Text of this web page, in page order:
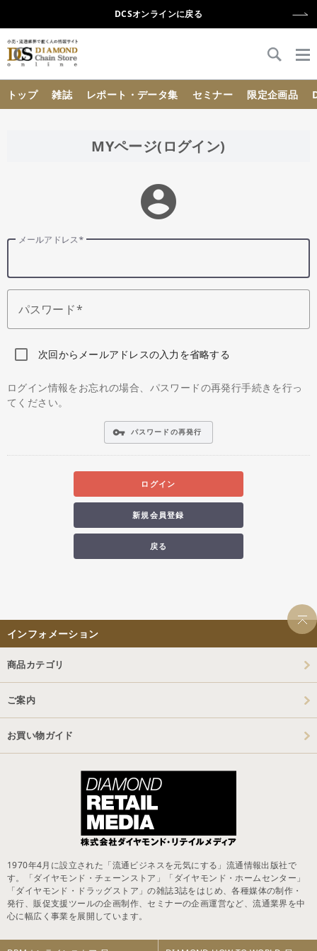
DCSオンラインに戻る
トップ 雑誌 レポート・データ集 セミナー 限定企画品
MYページ(ログイン)
account_circle
メールアドレス
パスワード
次回からメールアドレスの入力を省略する
ログイン情報をお忘れの場合、パスワードの再発行手続きを行っ
てください。
vpn_key パスワードの再発行
ログイン
新規会員登録
戻る
インフォメーション
商品カテゴリ
ご案内
お買い物ガイド
1970年4月に設立された「流通ビジネスを元気にする」流通情報出版社で
す。「ダイヤモンド・チェーンストア」「ダイヤモンド・ホームセンター」
「ダイヤモンド・ドラッグストア」の雑誌3誌をはじめ、各種媒体の制作・
発行、販促支援ツールの企画制作、セミナーの企画運営など、流通業界を中
心に幅広く事業を展開しています。